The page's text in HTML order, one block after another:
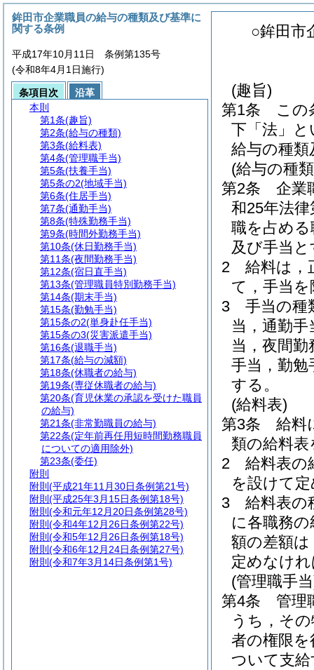
○鉾田市
(趣旨)
第1条
この
下「法」と
給与の種
(給与の種
第2条
企業
和25年法律
職を占める
及び手当
2
給料は，
て，手当
3
手当の種
当，通勤
当，夜間
手当，勤勉
する。
(給料表)
第3条
給料
類の給料
2
給料表の
を設けて
3
給料表の
に各職務
額の差額
定めなけ
(管理職手
第4条
管理
うち，そ
者の権限を
ついて支
鉾田市企業職員の給与の種類及び基準に
関する条例
平成17年10月11日 条例第135号
(令和8年4月1日施行)
条項目次
沿革
本則
第1条(趣旨)
第2条(給与の種類)
第3条(給料表)
第4条(管理職手当)
第5条(扶養手当)
第5条の2(地域手当)
第6条(住居手当)
第7条(通勤手当)
第8条(特殊勤務手当)
第9条(時間外勤務手当)
第10条(休日勤務手当)
第11条(夜間勤務手当)
第12条(宿日直手当)
第13条(管理職員特別勤務手当)
第14条(期末手当)
第15条(勤勉手当)
第15条の2(単身赴任手当)
第15条の3(災害派遣手当)
第16条(退職手当)
第17条(給与の減額)
第18条(休職者の給与)
第19条(専従休職者の給与)
第20条(育児休業の承認を受けた職員
の給与)
第21条(非常勤職員の給与)
第22条(定年前再任用短時間勤務職員
についての適用除外)
第23条(委任)
附則
附則 (平成21年11月30日条例第21号)
附則 (平成25年3月15日条例第18号)
附則 (令和元年12月20日条例第28号)
附則 (令和4年12月26日条例第22号)
附則 (令和5年12月26日条例第18号)
附則 (令和6年12月24日条例第27号)
附則 (令和7年3月14日条例第1号)